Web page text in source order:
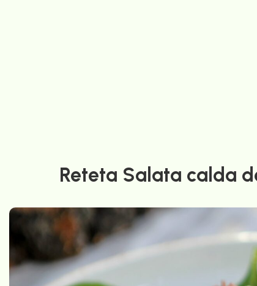
Reteta Salata calda